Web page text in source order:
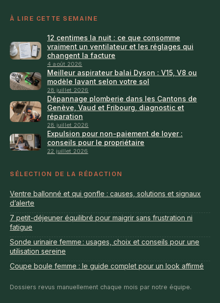
À LIRE CETTE SEMAINE
12 centimes la nuit : ce que consomme
vraiment un ventilateur et les réglages qui
changent la facture
4 août 2026
Meilleur aspirateur balai Dyson : V15, V8 ou
modèle lavant selon votre sol
28 juillet 2026
Dépannage plomberie dans les Cantons de
Genève, Vaud et Fribourg, diagnostic et
réparation
28 juillet 2026
Expulsion pour non-paiement de loyer :
conseils pour le propriétaire
22 juillet 2026
SÉLECTION DE LA RÉDACTION
Ventre ballonné et qui gonfle : causes, solutions et signaux
d’alerte
7 petit-déjeuner équilibré pour maigrir sans frustration ni
fatigue
Sonde urinaire femme : usages, choix et conseils pour une
utilisation sereine
Coupe boule femme : le guide complet pour un look affirmé
Dossiers revus manuellement chaque mois par notre équipe.